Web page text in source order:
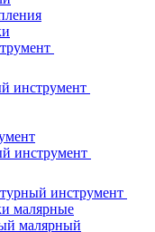
инструмент
инструмент
инструмент
малярные
малярный